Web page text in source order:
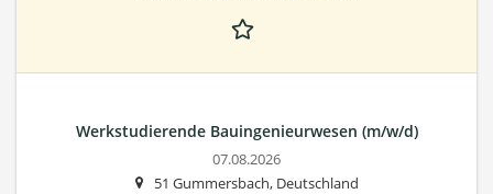
Werkstudierende Bauingenieurwesen (m/w/d)
07.08.2026
51 Gummersbach, Deutschland